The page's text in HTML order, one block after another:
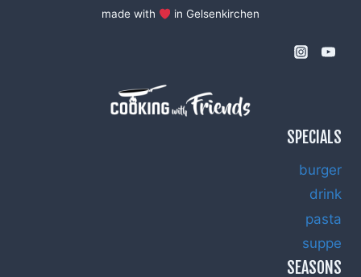
KARTOFFELSTAMPF
made with
in Gelsenkirchen
SPECIALS
burger
drink
pasta
suppe
SEASONS